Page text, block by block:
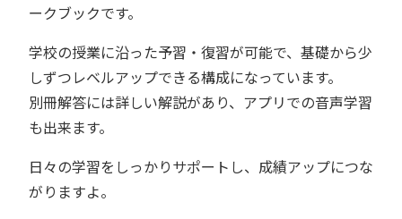
ークブックです。
学校の授業に沿った予習・復習が可能で、基礎から少
しずつレベルアップできる構成になっています。
別冊解答には詳しい解説があり、アプリでの音声学習
も出来ます。
日々の学習をしっかりサポートし、成績アップにつな
がりますよ。